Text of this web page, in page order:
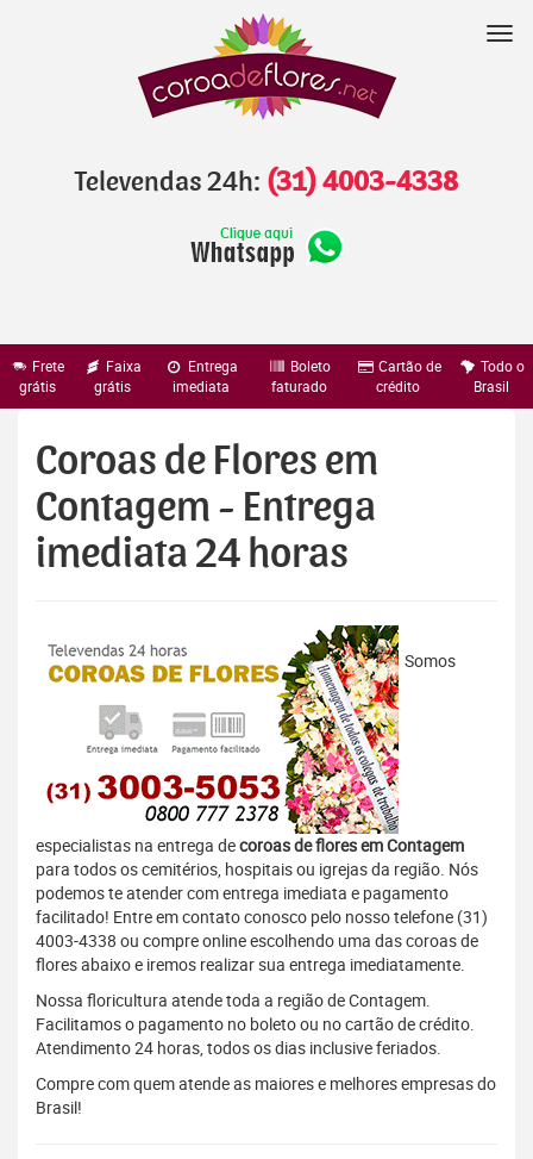
Televendas 24h: (31) 4003-4338
Frete
grátis
Faixa
grátis
Entrega
imediata
Boleto
faturado
Cartão de
crédito
Todo o
Brasil
Coroas de Flores em
Contagem - Entrega
imediata 24 horas
Somos
especialistas na entrega decoroas de flores em Contagem
para todos os cemitérios, hospitais ou igrejas da região. Nós
podemos te atender com entrega imediata e pagamento
facilitado! Entre em contato conosco pelo nosso telefone (31)
4003-4338 ou compre online escolhendo uma das coroas de
flores abaixo e iremos realizar sua entrega imediatamente.
Nossa floricultura atende toda a região de Contagem.
Facilitamos o pagamento no boleto ou no cartão de crédito.
Atendimento 24 horas, todos os dias inclusive feriados.
Compre com quem atende as maiores e melhores empresas do
Brasil!